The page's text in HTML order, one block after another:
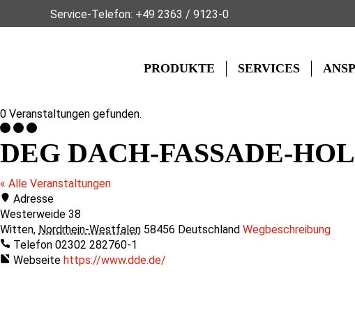
Service-Telefon: +49 2363 / 9123-0
PRODUKTE SERVICES
0 Veranstaltungen gefunden.
DEG DACH-FASSADE-
« Alle Veranstaltungen
Adresse
Westerweide 38
Witten, Nordrhein-Westfalen 58456 Deutschland Wegbeschreibung
Telefon 02302 282760-1
Webseite https://www.dde.de/